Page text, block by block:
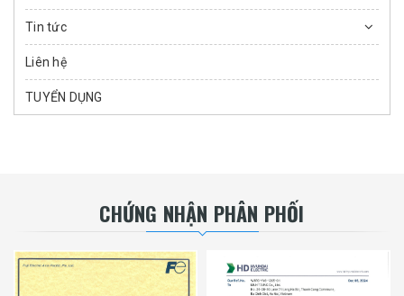
Tin tức
Liên hệ
TUYỂN DỤNG
CHỨNG NHẬN PHÂN PHỐI